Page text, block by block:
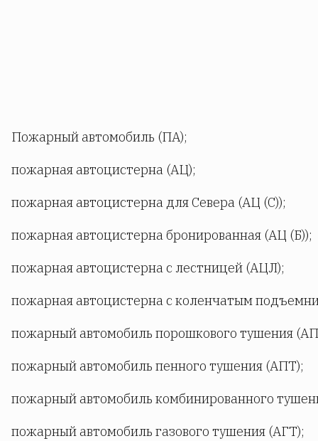
Пожарный автомобиль (ПА);
пожарная автоцистерна (АЦ);
пожарная автоцистерна для Севера (АЦ (С));
пожарная автоцистерна бронированная (АЦ (Б));
пожарная автоцистерна с лестницей (АЦЛ);
пожарная автоцистерна с коленчатым
пожарный автомобиль порошкового тушения
пожарный автомобиль пенного тушения (АПТ);
пожарный автомобиль комбинированного
пожарный автомобиль газового тушения (АГТ);